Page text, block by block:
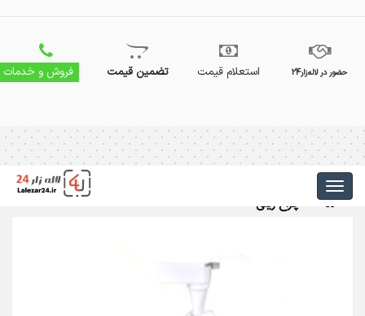
حضور در لاله‌زار24 استعلام قیمت تضمین قیمت فروش و خدمات
چراغ ریلی